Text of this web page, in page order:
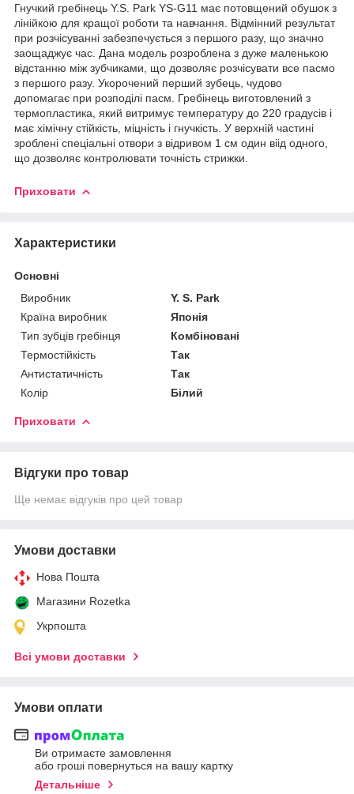
Гнучкий гребінець Y.S. Park YS-G11 має потовщений обушок з
лінійкою для кращої роботи та навчання. Відмінний результат
при розчісуванні забезпечується з першого разу, що значно
заощаджує час. Дана модель розроблена з дуже маленькою
відстанню між зубчиками, що дозволяє розчісувати все пасмо
з першого разу. Укорочений перший зубець, чудово
допомагає при розподілі пасм. Гребінець виготовлений з
термопластика, який витримує температуру до 220 градусів і
має хімічну стійкість, міцність і гнучкість. У верхній частині
зроблені спеціальні отвори з відривом 1 см один віід одного,
що дозволяє контролювати точність стрижки.
Приховати
Характеристики
Основні
Виробник
Y. S. Park
Країна виробник
Японія
Тип зубців гребінця
Комбіновані
Термостійкість
Так
Антистатичність
Так
Колір
Білий
Приховати
Відгуки про товар
Ще немає відгуків про цей товар
Умови доставки
Нова Пошта
Магазини Rozetka
Укрпошта
Всі умови доставки
Умови оплати
Ви отримаєте замовлення
або гроші повернуться на вашу картку
Детальніше